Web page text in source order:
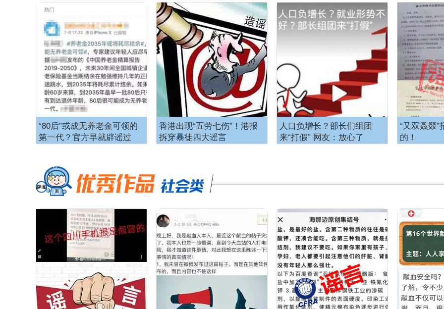
“80后”或成无养老金可领的
第一代？官方早就辟谣过
香港出现“五劳七伤”！港报
拆穿暴徒四大谣言
人口负增长？部长们组团
来“打假” 网友：放心了
“又双叒叕
的！